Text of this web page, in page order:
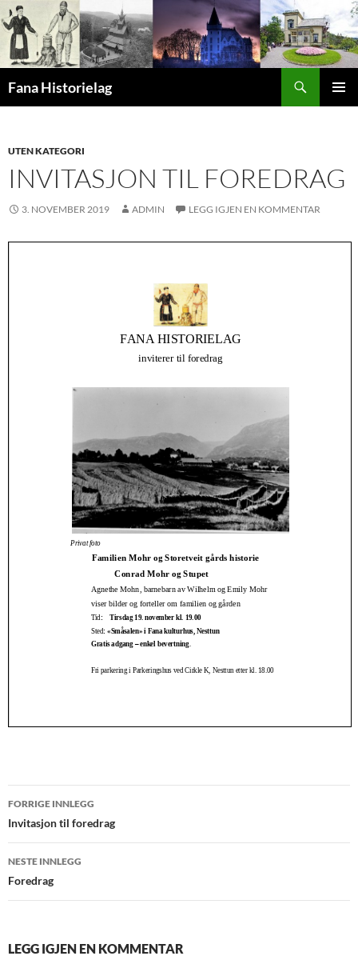
Hopp
til
innhold
Fana Historielag
UTEN KATEGORI
INVITASJON TIL FOREDRAG
3. NOVEMBER 2019 ADMIN LEGG IGJEN EN KOMMENTAR
Innleggsnavigasjon
FORRIGE INNLEGG
Invitasjon til foredrag
NESTE INNLEGG
Foredrag
LEGG IGJEN EN KOMMENTAR